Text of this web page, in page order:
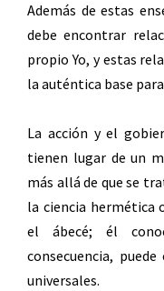
Además de estas
debe encontrar
propio Yo, y estas
la auténtica base
La acción y el
tienen lugar de un
más allá de que se
la ciencia hermética
el ábecé; él
consecuencia,
universales.